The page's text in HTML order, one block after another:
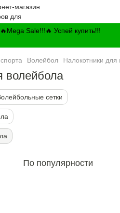
Sale!!!🔥 Успей купить!!!
Волейбол Налокотники для
волейбола
сетки
По популярности